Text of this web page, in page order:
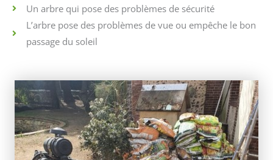
Un arbre qui pose des problèmes de sécurité
L’arbre pose des problèmes de vue ou empêche le bon
passage du soleil